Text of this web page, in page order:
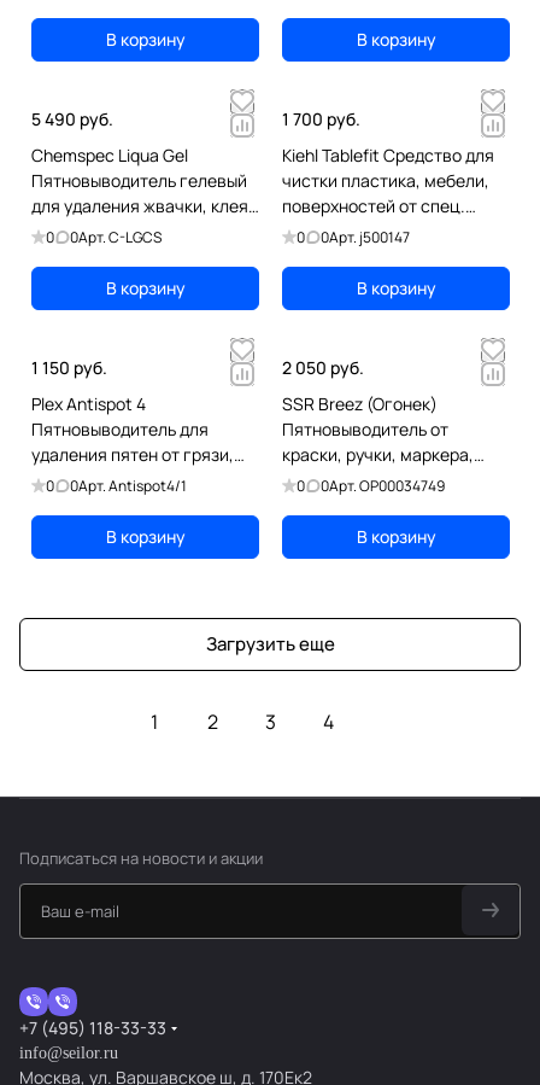
В корзину В корзину
5 490 руб.
Chemspec Liqua Gel
Пятновыводитель гелевый
для удаления жвачки, клея,
смолы, слайма, 473 мл
0 0Арт.C-LGCS
В корзину
1 700 руб.
Kiehl Tablefit Средство для
чистки пластика, мебели,
поверхностей от спец.
загрязнений, 750 мл
0 0Арт. j500147
В корзину
1 150 руб.
Plex Antispot 4
Пятновыводитель для
удаления пятен от грязи,
влаги, мочи и пота, 1 л
0 0Арт.Antispot4/1
В корзину
2 050 руб.
SSR Breez (Огонек)
Пятновыводитель от
краски, ручки, маркера,
клея, смолы, 500 мл
0 0Арт.OP00034749
В корзину
Загрузить еще
1 2 3 4
Подписаться на новости и акции
+7 (495) 118-33-33
info@seilor.ru
Москва, ул. Варшавское ш, д. 170Ек2